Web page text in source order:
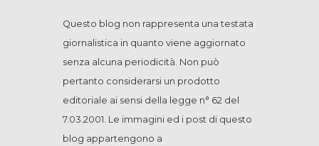
Questo blog non rappresenta una testata
giornalistica in quanto viene aggiornato
senza alcuna periodicità. Non può
pertanto considerarsi un prodotto
editoriale ai sensi della legge n° 62 del
7.03.2001. Le immagini ed i post di questo
blog appartengono a